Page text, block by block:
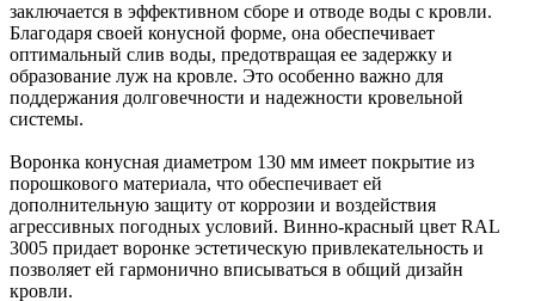
заключается в эффективном сборе и отводе воды с кровли.
Благодаря своей конусной форме, она обеспечивает
оптимальный слив воды, предотвращая ее задержку и
образование луж на кровле. Это особенно важно для
поддержания долговечности и надежности кровельной
системы.
Воронка конусная диаметром 130 мм имеет покрытие из
порошкового материала, что обеспечивает ей
дополнительную защиту от коррозии и воздействия
агрессивных погодных условий. Винно-красный цвет RAL
3005 придает воронке эстетическую привлекательность и
позволяет ей гармонично вписываться в общий дизайн
кровли.